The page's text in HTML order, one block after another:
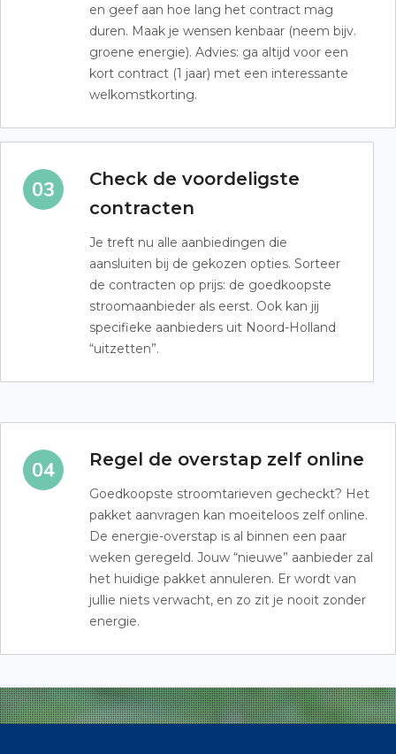
en geef aan hoe lang het contract mag
duren. Maak je wensen kenbaar (neem bijv.
groene energie). Advies: ga altijd voor een
kort contract (1 jaar) met een interessante
welkomstkorting.
Check de voordeligste
contracten
Je treft nu alle aanbiedingen die
aansluiten bij de gekozen opties. Sorteer
de contracten op prijs: de goedkoopste
stroomaanbieder als eerst. Ook kan jij
specifieke aanbieders uit Noord-Holland
“uitzetten”.
Regel de overstap zelf online
Goedkoopste stroomtarieven gecheckt? Het
pakket aanvragen kan moeiteloos zelf online.
De energie-overstap is al binnen een paar
weken geregeld. Jouw “nieuwe” aanbieder zal
het huidige pakket annuleren. Er wordt van
jullie niets verwacht, en zo zit je nooit zonder
energie.